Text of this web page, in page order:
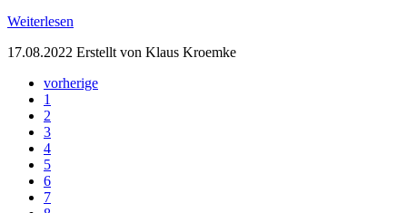
Weiterlesen
17.08.2022 Erstellt von Klaus Kroemke
vorherige
1
2
3
4
5
6
7